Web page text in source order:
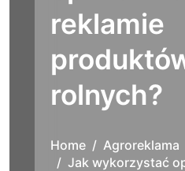
reklamie
rolnych?
Home
Agroreklama
Jak wykorzystać